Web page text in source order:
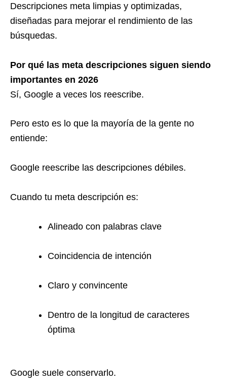
Descripciones meta limpias y optimizadas,
diseñadas para mejorar el rendimiento de las
búsquedas.
Por qué las meta descripciones siguen siendo
importantes en 2026
Sí, Google a veces los reescribe.
Pero esto es lo que la mayoría de la gente no
entiende:
Google reescribe las descripciones débiles.
Cuando tu meta descripción es:
Alineado con palabras clave
Coincidencia de intención
Claro y convincente
Dentro de la longitud de caracteres
óptima
Google suele conservarlo.